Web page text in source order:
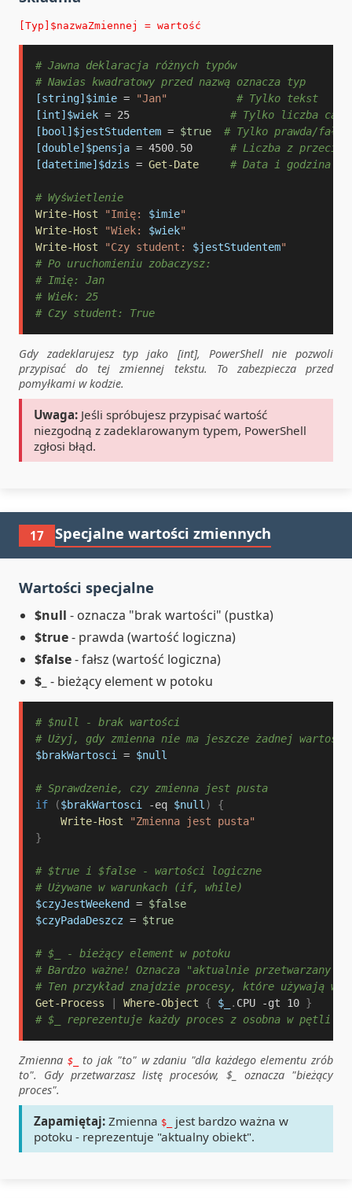
[Typ]$nazwaZmiennej = wartość
# Jawna deklaracja różnych typów
# Nawias kwadratowy przed nazwą oznacza typ
[string] $imie = "Jan"
# Tylko tekst
[int] $wiek = 25 # Tylko liczba
[bool] $jestStudentem = $true
# Tylko prawda/fałsz
[double] $pensja = 4500. 50 # Liczba z
[datetime] $dzis = Get-Date # Data i godzina
# Wyświetlenie
Write-Host
"Imię: $imie"
Write-Host
"Wiek: $wiek"
Write-Host
"Czy student: $jestStudentem"
# Po uruchomieniu zobaczysz:
# Imię: Jan
# Wiek: 25
# Czy student: True
Gdy zadeklarujesz typ jako [int], PowerShell nie pozwoli
przypisać do tej zmiennej tekstu. To zabezpiecza przed
pomyłkami w kodzie.
Uwaga: Jeśli spróbujesz przypisać wartość
niezgodną z zadeklarowanym typem, PowerShell
zgłosi błąd.
17 Specjalne wartości zmiennych
Wartości specjalne
$null - oznacza "brak wartości" (pustka)
$true- prawda (wartość logiczna)
$false- fałsz (wartość logiczna)
$_ - bieżący element w potoku
# $null - brak wartości
# Użyj, gdy zmienna nie ma jeszcze żadnej wartości
$brakWartosci
= $null
# Sprawdzenie, czy zmienna jest pusta
if
($brakWartosci -eq $null )
{
Write-Host
"Zmienna jest pusta"
}
# $true i $false - wartości logiczne
# Używane w warunkach (if, while)
$czyJestWeekend
= $false
$czyPadaDeszcz = $true
# $_ - bieżący element w potoku
# Bardzo ważne! Oznacza "aktualnie przetwarzany
# Ten przykład znajdzie procesy, które używają
Get-Process
Where-Object { $_ . CPU -gt 10 }
# $_ reprezentuje każdy proces z osobna w pętli
Zmienna $_
to jak "to" w zdaniu "dla każdego elementu zrób
to". Gdy przetwarzasz listę procesów, $_ oznacza "bieżący
proces".
Zapamiętaj: Zmienna $_
jest bardzo ważna w
potoku - reprezentuje "aktualny obiekt".